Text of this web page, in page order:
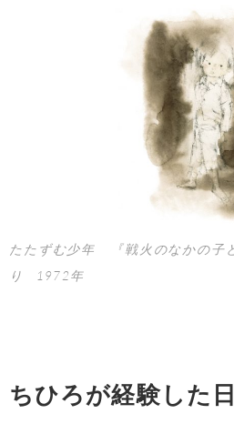
たたずむ少年 『戦火のなかの子
り 1972年
ちひろが経験した